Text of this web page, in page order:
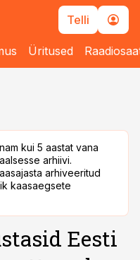
Telli
Üritused
kui 5 aastat vana
arhiivi.
arhiveeritud
kaasaegsete
Eesti